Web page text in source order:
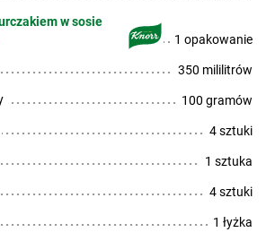
w sosie
1 opakowanie
350 mililitrów
100 gramów
4 sztuki
1 sztuka
4 sztuki
1 łyżka